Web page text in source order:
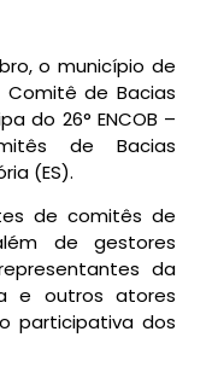
o município de
de Bacias
do 26° ENCOB –
de Bacias
(ES).
de comitês de
de gestores
da
e outros atores
participativa dos